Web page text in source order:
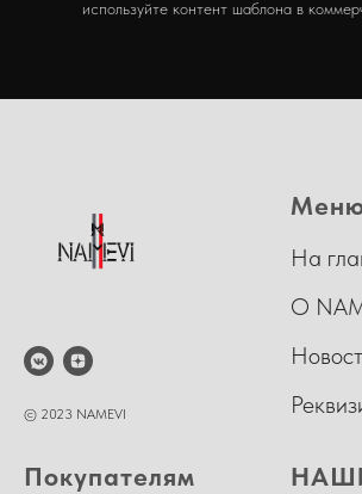
используйте контент шаблона в
© 2023 NAMEVI
На
О
Покупателям